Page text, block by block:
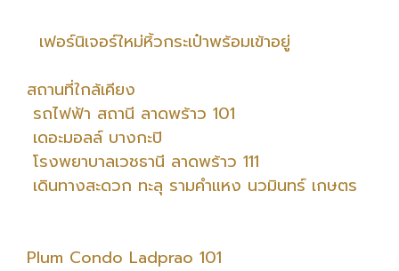
เฟอร์นิเจอร์ใหม่หิ้วกระเป๋าพร้อมเข้าอยู่
สถานที่ใกล้เคียง
รถไฟฟ้า สถานี ลาดพร้าว 101
เดอะมอลล์ บางกะปิ
โรงพยาบาลเวชธานี ลาดพร้าว 111
เดินทางสะดวก ทะลุ รามคำแหง นวมินทร์ เกษตร
Plum Condo Ladprao 101